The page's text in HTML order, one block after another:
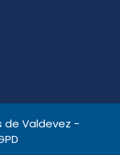
de Valdevez -